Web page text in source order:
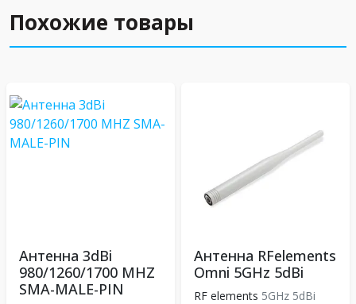
Похожие товары
Антенна 3dBi
980/1260/1700 MHZ
SMA-MALE-PIN
Антенна RFelements
Omni 5GHz 5dBi
RF elements 5GHz 5dBi